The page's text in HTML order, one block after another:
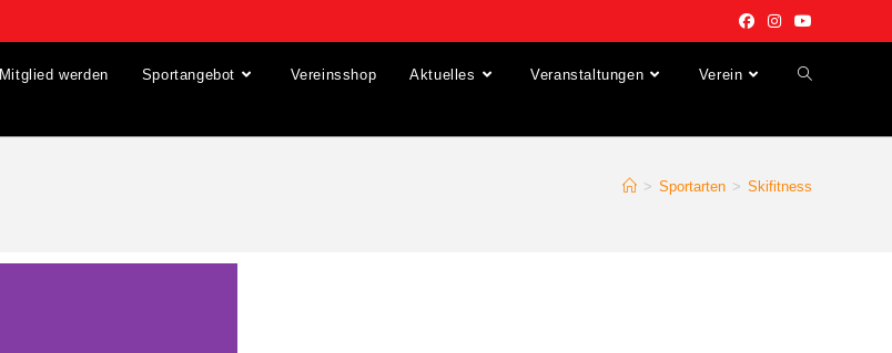
Mitglied werden Sportangebot Vereinsshop Aktuelles Veranstaltungen Verein
> Sportarten > Skifitness